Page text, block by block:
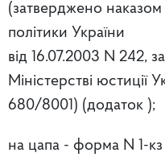
(затверджено наказом
політики України
від 16.07.2003 N 242,
Міністерстві юстиції
680/8001) (додаток );
на цапа - форма N 1-